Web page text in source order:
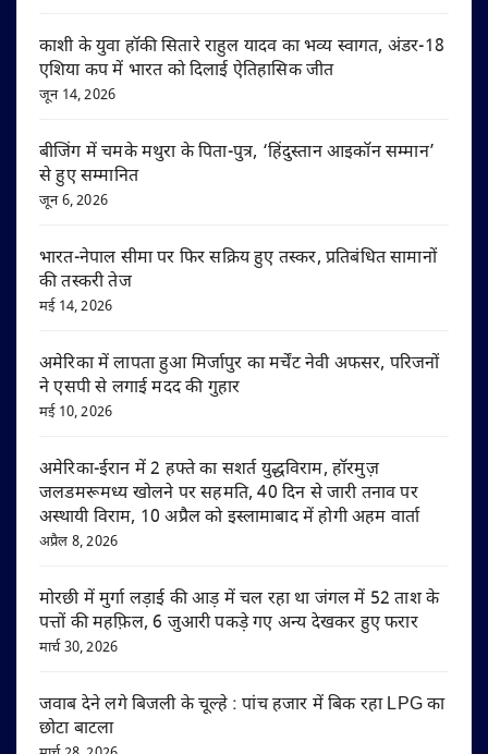
काशी के युवा हॉकी सितारे राहुल यादव का भव्य स्वागत, अंडर-18
एशिया कप में भारत को दिलाई ऐतिहासिक जीत
जून 14, 2026
बीजिंग में चमके मथुरा के पिता-पुत्र, ‘हिंदुस्तान आइकॉन सम्मान’
से हुए सम्मानित
जून 6, 2026
भारत-नेपाल सीमा पर फिर सक्रिय हुए तस्कर, प्रतिबंधित सामानों
की तस्करी तेज
मई 14, 2026
अमेरिका में लापता हुआ मिर्जापुर का मर्चेंट नेवी अफसर, परिजनों
ने एसपी से लगाई मदद की गुहार
मई 10, 2026
अमेरिका-ईरान में 2 हफ्ते का सशर्त युद्धविराम, हॉरमुज़
जलडमरूमध्य खोलने पर सहमति, 40 दिन से जारी तनाव पर
अस्थायी विराम, 10 अप्रैल को इस्लामाबाद में होगी अहम वार्ता
अप्रैल 8, 2026
मोरछी में मुर्गा लड़ाई की आड़ में चल रहा था जंगल में 52 ताश के
पत्तों की महफ़िल, 6 जुआरी पकड़े गए अन्य देखकर हुए फरार
मार्च 30, 2026
जवाब देने लगे बिजली के चूल्हे : पांच हजार में बिक रहा LPG का
छोटा बाटला